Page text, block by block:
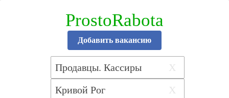
ProstoRabota
Добавить вакансию
X
X